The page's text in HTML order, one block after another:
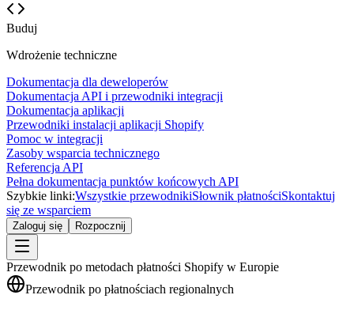
Buduj
Wdrożenie techniczne
Dokumentacja dla deweloperów
Dokumentacja API i przewodniki integracji
Dokumentacja aplikacji
Przewodniki instalacji aplikacji Shopify
Pomoc w integracji
Zasoby wsparcia technicznego
Referencja API
Pełna dokumentacja punktów końcowych API
Szybkie linki:Wszystkie przewodnikiSłownik płatnościSkontaktuj
się ze wsparciem
Zaloguj się Rozpocznij
Przewodnik po metodach płatności Shopify w Europie
Przewodnik po płatnościach regionalnych